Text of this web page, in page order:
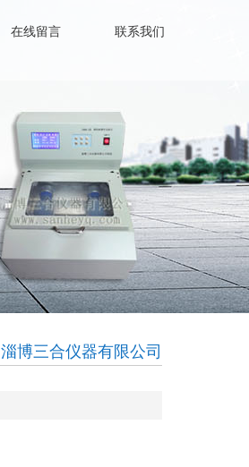
在线留言 联系我们
淄博三合仪器有限公司